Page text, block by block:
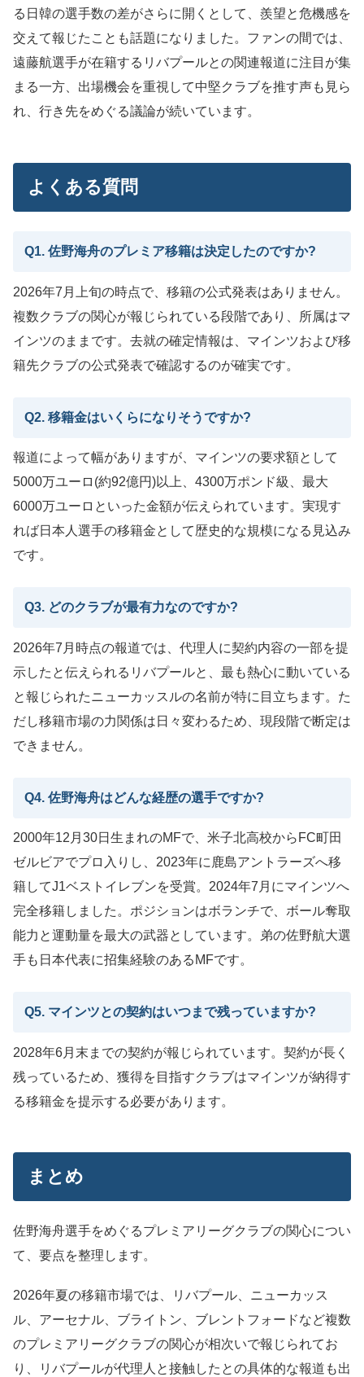
る日韓の選手数の差がさらに開くとして、羨望と危機感を
交えて報じたことも話題になりました。ファンの間では、
遠藤航選手が在籍するリバプールとの関連報道に注目が集
まる一方、出場機会を重視して中堅クラブを推す声も見ら
れ、行き先をめぐる議論が続いています。
よくある質問
Q1. 佐野海舟のプレミア移籍は決定したのですか?
2026年7月上旬の時点で、移籍の公式発表はありません。
複数クラブの関心が報じられている段階であり、所属はマ
インツのままです。去就の確定情報は、マインツおよび移
籍先クラブの公式発表で確認するのが確実です。
Q2. 移籍金はいくらになりそうですか?
報道によって幅がありますが、マインツの要求額として
5000万ユーロ(約92億円)以上、4300万ポンド級、最大
6000万ユーロといった金額が伝えられています。実現す
れば日本人選手の移籍金として歴史的な規模になる見込み
です。
Q3. どのクラブが最有力なのですか?
2026年7月時点の報道では、代理人に契約内容の一部を提
示したと伝えられるリバプールと、最も熱心に動いている
と報じられたニューカッスルの名前が特に目立ちます。た
だし移籍市場の力関係は日々変わるため、現段階で断定は
できません。
Q4. 佐野海舟はどんな経歴の選手ですか?
2000年12月30日生まれのMFで、米子北高校からFC町田
ゼルビアでプロ入りし、2023年に鹿島アントラーズへ移
籍してJ1ベストイレブンを受賞。2024年7月にマインツへ
完全移籍しました。ポジションはボランチで、ボール奪取
能力と運動量を最大の武器としています。弟の佐野航大選
手も日本代表に招集経験のあるMFです。
Q5. マインツとの契約はいつまで残っていますか?
2028年6月末までの契約が報じられています。契約が長く
残っているため、獲得を目指すクラブはマインツが納得す
る移籍金を提示する必要があります。
まとめ
佐野海舟選手をめぐるプレミアリーグクラブの関心につい
て、要点を整理します。
2026年夏の移籍市場では、リバプール、ニューカッス
ル、アーセナル、ブライトン、ブレントフォードなど複数
のプレミアリーグクラブの関心が相次いで報じられてお
り、リバプールが代理人と接触したとの具体的な報道も出